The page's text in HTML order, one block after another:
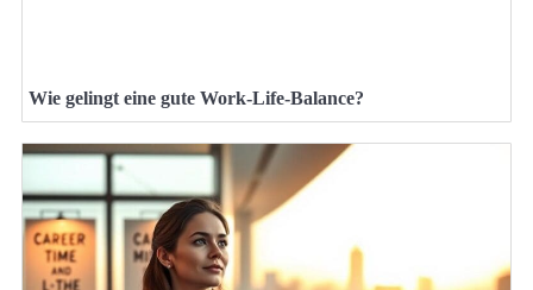
Wie gelingt eine gute Work-Life-Balance?